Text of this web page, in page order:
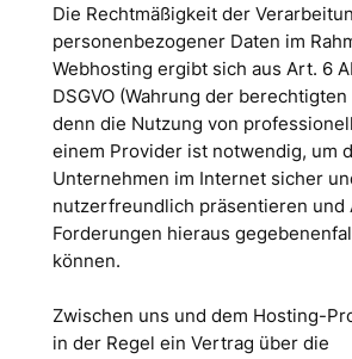
Die Rechtmäßigkeit der
personenbezogener Daten im
Webhosting ergibt sich aus Art. 6
DSGVO (Wahrung der
denn die Nutzung von
einem Provider ist notwendig, um
Unternehmen im Internet sicher
nutzerfreundlich präsentieren und
Forderungen hieraus
können.
Zwischen uns und dem Hosting-
in der Regel ein Vertrag über die